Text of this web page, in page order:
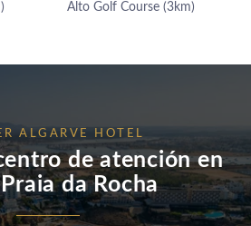
Alto Golf Course (3km)
ALGARVE HOTEL
de atención en
da Rocha
CONTACTO